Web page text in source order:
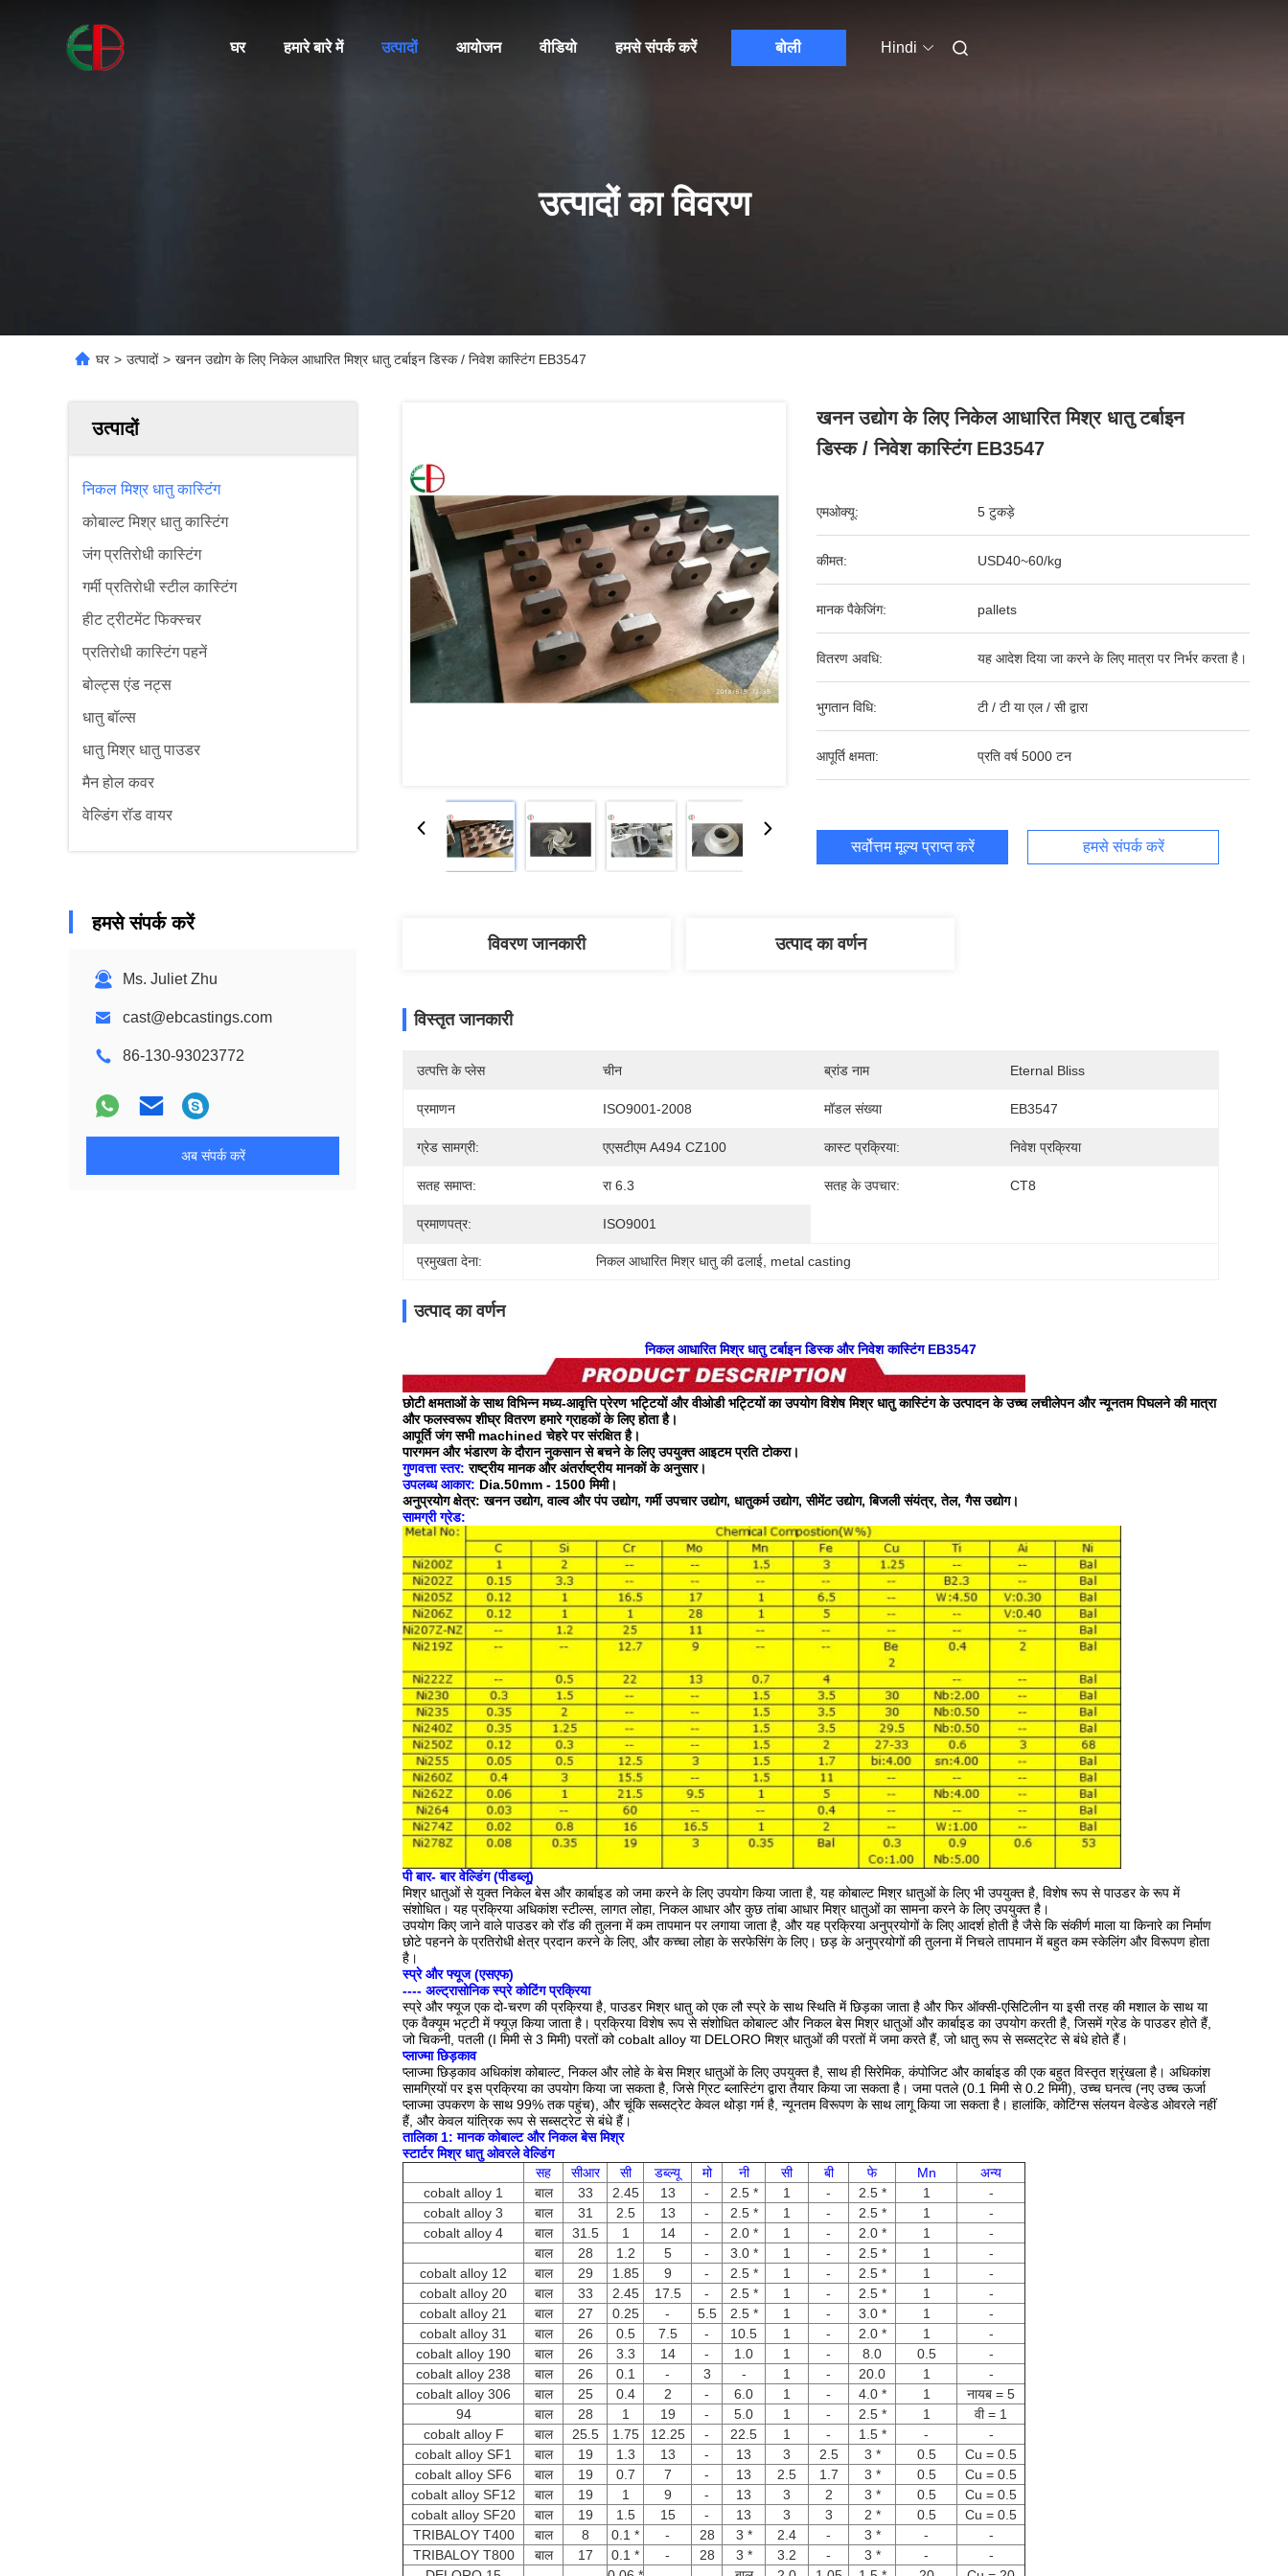
घर हमारे बारे में उत्पादों आयोजन वीडियो हमसे संपर्क करें बोली Hindi
उत्पादों का विवरण
घर > उत्पादों > खनन उद्योग के लिए निकेल आधारित मिश्र धातु टर्बाइन डिस्क / निवेश कास्टिंग EB3547
उत्पादों
निकल मिश्र धातु कास्टिंग
कोबाल्ट मिश्र धातु कास्टिंग
जंग प्रतिरोधी कास्टिंग
गर्मी प्रतिरोधी स्टील कास्टिंग
हीट ट्रीटमेंट फिक्स्चर
प्रतिरोधी कास्टिंग पहनें
बोल्ट्स एंड नट्स
धातु बॉल्स
धातु मिश्र धातु पाउडर
मैन होल कवर
वेल्डिंग रॉड वायर
हमसे संपर्क करें
Ms. Juliet Zhu
cast@ebcastings.com
86-130-93023772
अब संपर्क करें
खनन उद्योग के लिए निकेल आधारित मिश्र धातु टर्बाइन
डिस्क / निवेश कास्टिंग EB3547
एमओक्यू: 5 टुकड़े
कीमत: USD40~60/kg
मानक पैकेजिंग: pallets
वितरण अवधि: यह आदेश दिया जा करने के लिए मात्रा पर निर्भर करता है।
भुगतान विधि: टी / टी या एल / सी द्वारा
आपूर्ति क्षमता: प्रति वर्ष 5000 टन
सर्वोत्तम मूल्य प्राप्त करें हमसे संपर्क करें
विवरण जानकारी उत्पाद का वर्णन
विस्तृत जानकारी
उत्पत्ति के प्लेस चीन ब्रांड नाम Eternal Bliss
प्रमाणन ISO9001-2008 मॉडल संख्या EB3547
ग्रेड सामग्री: एएसटीएम A494 CZ100 कास्ट प्रक्रिया: निवेश प्रक्रिया
सतह समाप्त: रा 6.3 सतह के उपचार: CT8
प्रमाणपत्र: ISO9001
प्रमुखता देना: निकल आधारित मिश्र धातु की ढलाई metal casting
उत्पाद का वर्णन
निकल आधारित मिश्र धातु टर्बाइन डिस्क और निवेश कास्टिंग EB3547
छोटी क्षमताओं के साथ विभिन्न मध्य-आवृत्ति प्रेरण भट्टियों और वीओडी भट्टियों का उपयोग विशेष मिश्र धातु कास्टिंग के उत्पादन के उच्च लचीलेपन और न्यूनतम पिघलने की मात्रा
और फलस्वरूप शीघ्र वितरण हमारे ग्राहकों के लिए होता है।
आपूर्ति जंग सभी machined चेहरे पर संरक्षित है।
पारगमन और भंडारण के दौरान नुकसान से बचने के लिए उपयुक्त आइटम प्रति टोकरा।
गुणवत्ता स्तर: राष्ट्रीय मानक और अंतर्राष्ट्रीय मानकों के अनुसार।
उपलब्ध आकार: Dia.50mm - 1500 मिमी।
अनुप्रयोग क्षेत्र: खनन उद्योग, वाल्व और पंप उद्योग, गर्मी उपचार उद्योग, धातुकर्म उद्योग, सीमेंट उद्योग, बिजली संयंत्र, तेल, गैस उद्योग।
सामग्री ग्रेड:
पी बार- बार वेल्डिंग (पीडब्लू)
मिश्र धातुओं से युक्त निकेल बेस और कार्बाइड को जमा करने के लिए उपयोग किया जाता है, यह कोबाल्ट मिश्र धातुओं के लिए भी उपयुक्त है, विशेष रूप से पाउडर के रूप में
संशोधित। यह प्रक्रिया अधिकांश स्टील्स, लागत लोहा, निकल आधार और कुछ तांबा आधार मिश्र धातुओं का सामना करने के लिए उपयुक्त है।
उपयोग किए जाने वाले पाउडर को रॉड की तुलना में कम तापमान पर लगाया जाता है, और यह प्रक्रिया अनुप्रयोगों के लिए आदर्श होती है जैसे कि संकीर्ण माला या किनारे का निर्माण
छोटे पहनने के प्रतिरोधी क्षेत्र प्रदान करने के लिए, और कच्चा लोहा के सरफेसिंग के लिए। छड़ के अनुप्रयोगों की तुलना में निचले तापमान में बहुत कम स्केलिंग और विरूपण होता
है।
स्प्रे और फ्यूज (एसएफ)
---- अल्ट्रासोनिक स्प्रे कोटिंग प्रक्रिया
स्प्रे और फ्यूज एक दो-चरण की प्रक्रिया है, पाउडर मिश्र धातु को एक लौ स्प्रे के साथ स्थिति में छिड़का जाता है और फिर ऑक्सी-एसिटिलीन या इसी तरह की मशाल के साथ या
एक वैक्यूम भट्टी में फ्यूज़ किया जाता है। प्रक्रिया विशेष रूप से संशोधित कोबाल्ट और निकल बेस मिश्र धातुओं और कार्बाइड का उपयोग करती है, जिसमें ग्रेड के पाउडर होते हैं,
जो चिकनी, पतली (I मिमी से 3 मिमी) परतों को cobalt alloy या DELORO मिश्र धातुओं की परतों में जमा करते हैं, जो धातु रूप से सब्सट्रेट से बंधे होते हैं।
प्लाज्मा छिड़काव
प्लाज्मा छिड़काव अधिकांश कोबाल्ट, निकल और लोहे के बेस मिश्र धातुओं के लिए उपयुक्त है, साथ ही सिरेमिक, कंपोजिट और कार्बाइड की एक बहुत विस्तृत श्रृंखला है। अधिकांश
सामग्रियों पर इस प्रक्रिया का उपयोग किया जा सकता है, जिसे ग्रिट ब्लास्टिंग द्वारा तैयार किया जा सकता है। जमा पतले (0.1 मिमी से 0.2 मिमी), उच्च घनत्व (नए उच्च ऊर्जा
प्लाज्मा उपकरण के साथ 99% तक पहुंच), और चूंकि सब्सट्रेट केवल थोड़ा गर्म है, न्यूनतम विरूपण के साथ लागू किया जा सकता है। हालांकि, कोटिंग्स संलयन वेल्डेड ओवरले नहीं
हैं, और केवल यांत्रिक रूप से सब्सट्रेट से बंधे हैं।
तालिका 1: मानक कोबाल्ट और निकल बेस मिश्र
स्टार्टर मिश्र धातु ओवरले वेल्डिंग
सह
सीआर सी डब्ल्यू मो नी सी बी फे Mn
अन्य
cobalt alloy 1
बाल 33 2.45 13 - 2.5 * 1 - 2.5 * 1
-
cobalt alloy 3
बाल 31 2.5 13 - 2.5 * 1 - 2.5 * 1
-
cobalt alloy 4
बाल 31.5 1 14 - 2.0 * 1 - 2.0 * 1
-
बाल
28 1.2 5 - 3.0 * 1 - 2.5 * 1
-
cobalt alloy 12
बाल 29 1.85 9 - 2.5 * 1 - 2.5 * 1
-
cobalt alloy 20
बाल 33 2.45 17.5 - 2.5 * 1 - 2.5 * 1
-
cobalt alloy 21
बाल 27 0.25 - 5.5 2.5 * 1 - 3.0 * 1
-
cobalt alloy 31
बाल 26 0.5 7.5 - 10.5 1 - 2.0 * 1
-
cobalt alloy 190
बाल 26 3.3 14 - 1.0 1 - 8.0 0.5
-
cobalt alloy 238
बाल 26 0.1 - 3 - 1 - 20.0 1
-
cobalt alloy 306
बाल 25 0.4 2 - 6.0 1 - 4.0 * 1
नायब = 5
94
बाल 28 1 19 - 5.0 1 - 2.5 * 1
वी = 1
cobalt alloy F
बाल 25.5 1.75 12.25 - 22.5 1 - 1.5 * -
-
cobalt alloy SF1
बाल 19 1.3 13 - 13 3 2.5 3 * 0.5
Cu = 0.5
cobalt alloy SF6
बाल 19 0.7 7 - 13 2.5 1.7 3 * 0.5
Cu = 0.5
cobalt alloy SF12
बाल 19 1 9 - 13 3 2 3 * 0.5
Cu = 0.5
cobalt alloy SF20
बाल 19 1.5 15 - 13 3 3 2 * 0.5
Cu = 0.5
TRIBALOY T400
बाल 8 0.1 * - 28 3 * 2.4 - 3 * -
-
TRIBALOY T800
बाल 17 0.1 * - 28 3 * 3.2 - 3 * -
-